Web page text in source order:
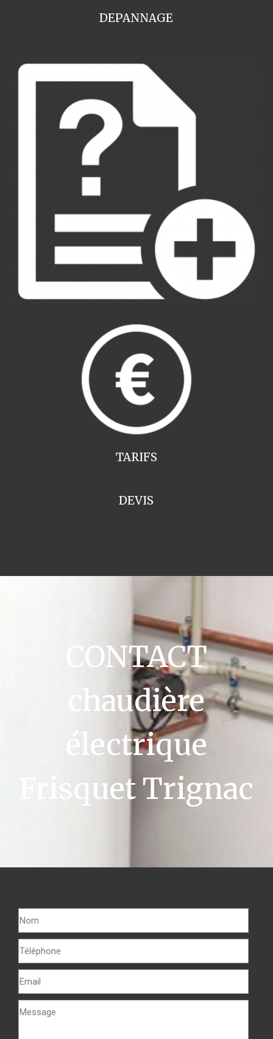
DEPANNAGE
TARIFS
DEVIS
CONTACT
chaudière
électrique
Frisquet Trignac